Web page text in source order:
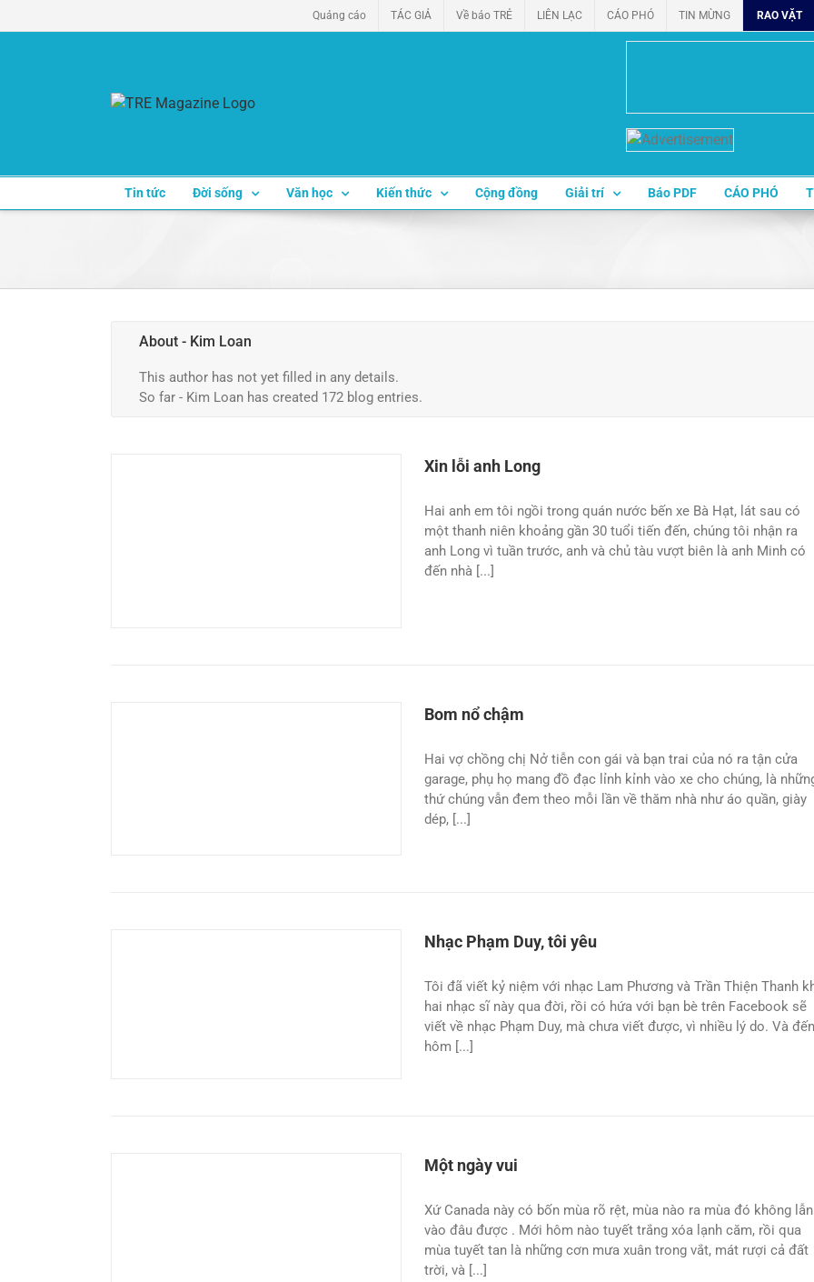
to
Quảng cáo TÁC GIẢ Về báo TRẺ LIÊN LẠC CÁO PHÓ TIN MỪNG RAO VẶT
Tin tức Đời sống Văn học Kiến thức Cộng đồng Giải trí Báo PDF CÁO PHÓ
About - Kim Loan
This author has not yet filled in any details.
So far - Kim Loan has created 172 blog entries.
Xin lỗi anh Long
Hai anh em tôi ngồi trong quán nước bến xe Bà Hạt, lát sau có
một thanh niên khoảng gần 30 tuổi tiến đến, chúng tôi nhận ra
anh Long vì tuần trước, anh và chủ tàu vượt biên là anh Minh có
đến nhà [...]
Bom nổ chậm
Hai vợ chồng chị Nở tiễn con gái và bạn trai của nó ra tận cửa
garage, phụ họ mang đồ đạc lỉnh kỉnh vào xe cho chúng, là
thứ chúng vẫn đem theo mỗi lần về thăm nhà như áo quần, giày
dép, [...]
Nhạc Phạm Duy, tôi yêu
Tôi đã viết kỷ niệm với nhạc Lam Phương và Trần Thiện Thanh
hai nhạc sĩ này qua đời, rồi có hứa với bạn bè trên Facebook sẽ
viết về nhạc Phạm Duy, mà chưa viết được, vì nhiều lý do. Và đến
hôm [...]
Một ngày vui
Xứ Canada này có bốn mùa rõ rệt, mùa nào ra mùa đó không lẫn
vào đâu được . Mới hôm nào tuyết trắng xóa lạnh căm, rồi qua
mùa tuyết tan là những cơn mưa xuân trong vắt, mát rượi cả đất
trời, và [...]